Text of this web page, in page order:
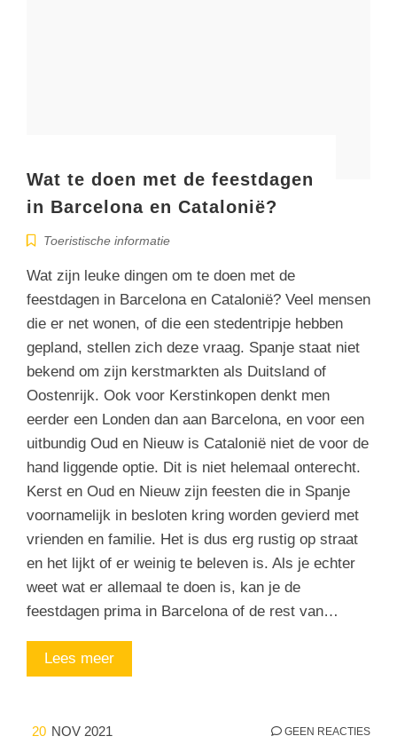
Wat te doen met de feestdagen
in Barcelona en Catalonië?
Toeristische informatie
Wat zijn leuke dingen om te doen met de
feestdagen in Barcelona en Catalonië? Veel mensen
die er net wonen, of die een stedentripje hebben
gepland, stellen zich deze vraag. Spanje staat niet
bekend om zijn kerstmarkten als Duitsland of
Oostenrijk. Ook voor Kerstinkopen denkt men
eerder een Londen dan aan Barcelona, en voor een
uitbundig Oud en Nieuw is Catalonië niet de voor de
hand liggende optie. Dit is niet helemaal onterecht.
Kerst en Oud en Nieuw zijn feesten die in Spanje
voornamelijk in besloten kring worden gevierd met
vrienden en familie. Het is dus erg rustig op straat
en het lijkt of er weinig te beleven is. Als je echter
weet wat er allemaal te doen is, kan je de
feestdagen prima in Barcelona of de rest van…
Lees meer
20 NOV 2021 GEEN REACTIES